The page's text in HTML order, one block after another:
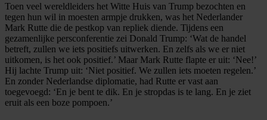
Toen veel wereldleiders het Witte Huis van Trump bezochten en
tegen hun wil in moesten armpje drukken, was het Nederlander
Mark Rutte die de pestkop van repliek diende. Tijdens een
gezamenlijke persconferentie zei Donald Trump: ‘Wat de handel
betreft, zullen we iets positiefs uitwerken. En zelfs als we er niet
uitkomen, is het ook positief.’ Maar Mark Rutte flapte er uit: ‘Nee!’
Hij lachte Trump uit: ‘Niet positief. We zullen iets moeten regelen.’
En zonder Nederlandse diplomatie, had Rutte er vast aan
toegevoegd: ‘En je bent te dik. En je stropdas is te lang. En je ziet
eruit als een boze pompoen.’